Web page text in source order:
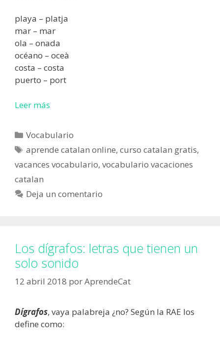
playa – platja
mar – mar
ola – onada
océano – oceà
costa – costa
puerto – port
Leer más
Categorías
Vocabulario
Etiquetas
aprende catalan online,curso catalan gratis,
vacances vocabulario, vocabulario vacaciones
catalan
Deja un comentario
Los dígrafos: letras que tienen un
solo sonido
12 abril 2018 porAprendeCat
Dígrafos, vaya palabreja ¿no? Según la RAE los
define como: